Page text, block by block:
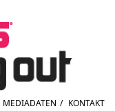
MEDIADATEN / KONTAKT